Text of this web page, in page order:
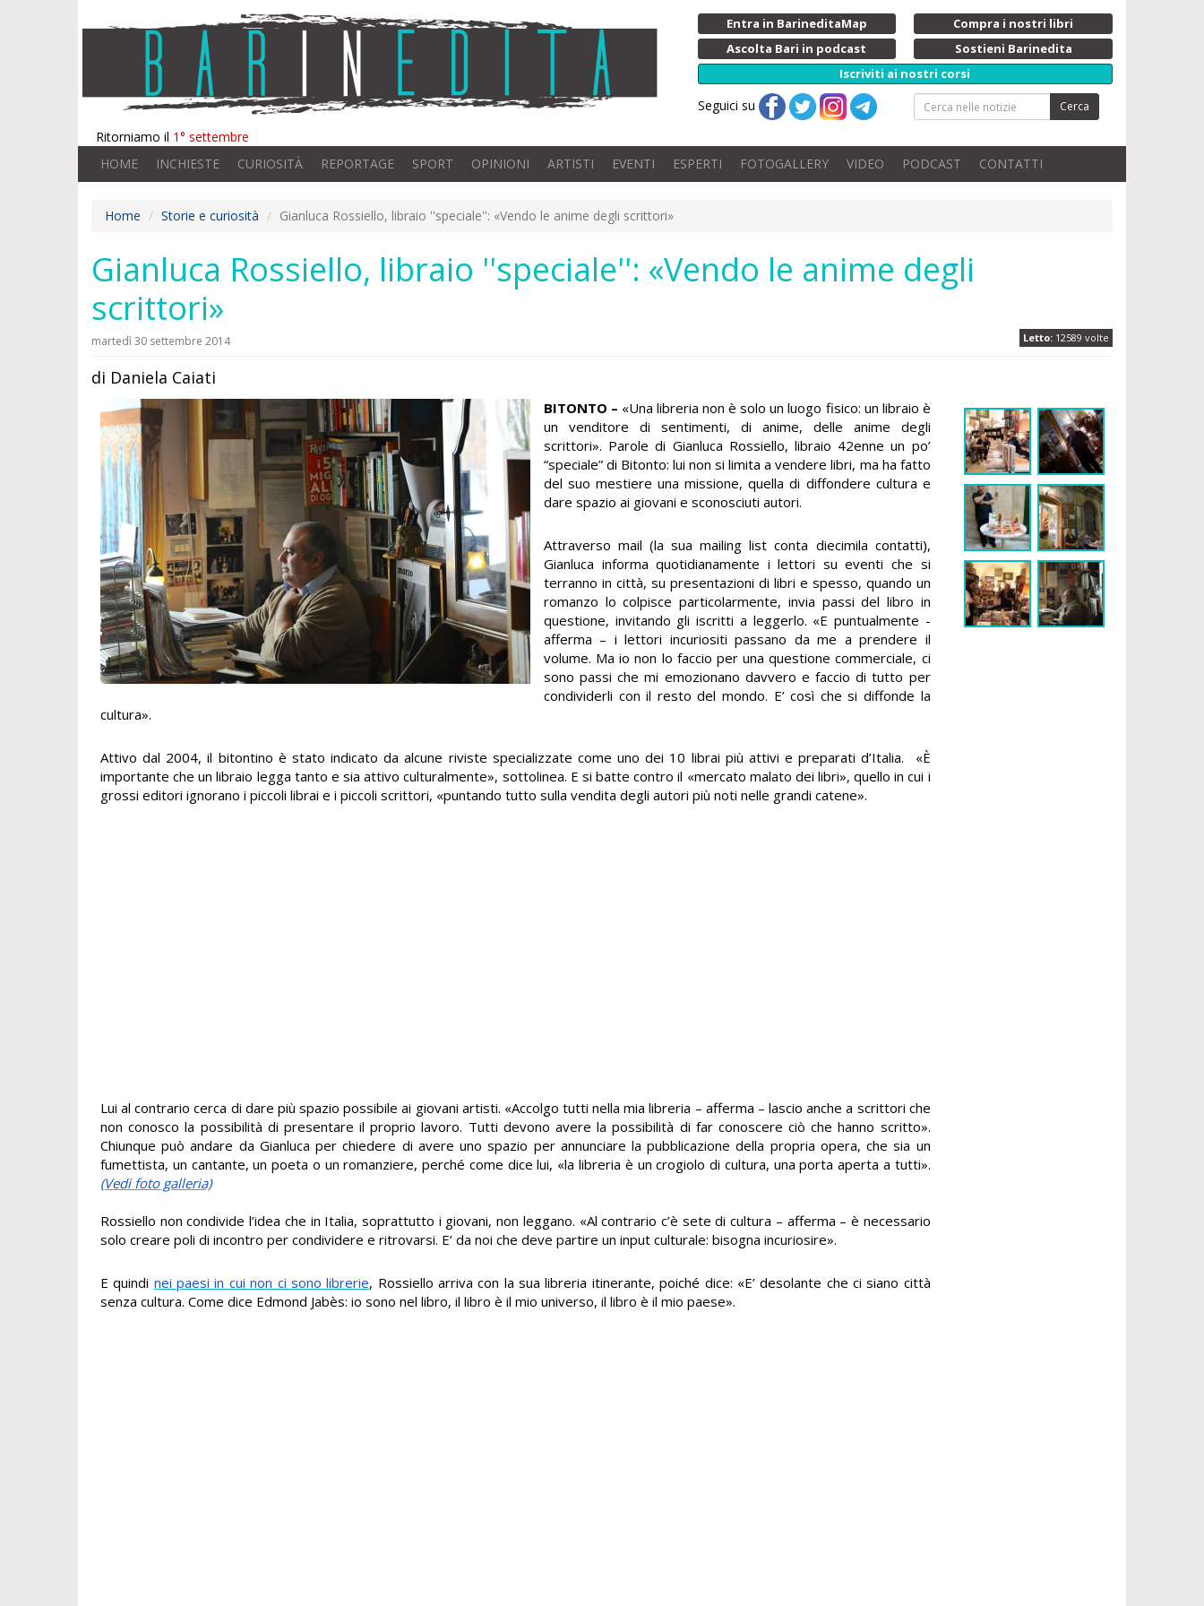
Ritorniamo il 1° settembre
Entra in BarineditaMap
Compra i nostri libri
Ascolta Bari in podcast
Sostieni Barinedita
Iscriviti ai nostri corsi
Seguici su Cerca
HOME INCHIESTE CURIOSITÀ REPORTAGE SPORT OPINIONI ARTISTI EVENTI ESPERTI FOTOGALLERY VIDEO PODCAST CONTATTI
Home Storie e curiosità Gianluca Rossiello, libraio ''speciale'': «Vendo le anime degli scrittori»
Gianluca Rossiello, libraio ''speciale'': «Vendo le anime degli
scrittori»
Letto: 12589 volte
martedì 30 settembre 2014
di Daniela Caiati
BITONTO – «Una libreria non è solo un luogo fisico: un libraio è
un venditore di sentimenti, di anime, delle anime degli
scrittori». Parole di Gianluca Rossiello, libraio 42enne un po’
“speciale” di Bitonto: lui non si limita a vendere libri, ma ha fatto
del suo mestiere una missione, quella di diffondere cultura e
dare spazio ai giovani e sconosciuti autori.
Attraverso mail (la sua mailing list conta diecimila contatti),
Gianluca informa quotidianamente i lettori su eventi che si
terranno in città, su presentazioni di libri e spesso, quando un
romanzo lo colpisce particolarmente, invia passi del libro in
questione, invitando gli iscritti a leggerlo. «E puntualmente -
afferma – i lettori incuriositi passano da me a prendere il
volume. Ma io non lo faccio per una questione commerciale, ci
sono passi che mi emozionano davvero e faccio di tutto per
condividerli con il resto del mondo. E’ così che si diffonde la
cultura».
Attivo dal 2004, il bitontino è stato indicato da alcune riviste specializzate come uno dei 10 librai più attivi e preparati d’Italia. «È
importante che un libraio legga tanto e sia attivo culturalmente», sottolinea. E si batte contro il «mercato malato dei libri», quello in cui i
grossi editori ignorano i piccoli librai e i piccoli scrittori, «puntando tutto sulla vendita degli autori più noti nelle grandi catene».
Lui al contrario cerca di dare più spazio possibile ai giovani artisti. «Accolgo tutti nella mia libreria – afferma – lascio anche a scrittori che
non conosco la possibilità di presentare il proprio lavoro. Tutti devono avere la possibilità di far conoscere ciò che hanno scritto».
Chiunque può andare da Gianluca per chiedere di avere uno spazio per annunciare la pubblicazione della propria opera, che sia un
fumettista, un cantante, un poeta o un romanziere, perché come dice lui, «la libreria è un crogiolo di cultura, una porta aperta a tutti».
(Vedi foto galleria)
Rossiello non condivide l’idea che in Italia, soprattutto i giovani, non leggano. «Al contrario c’è sete di cultura – afferma – è necessario
solo creare poli di incontro per condividere e ritrovarsi. E’ da noi che deve partire un input culturale: bisogna incuriosire».
E quindi nei paesi in cui non ci sono librerie, Rossiello arriva con la sua libreria itinerante, poiché dice: «E’ desolante che ci siano città
senza cultura. Come dice Edmond Jabès: io sono nel libro, il libro è il mio universo, il libro è il mio paese».